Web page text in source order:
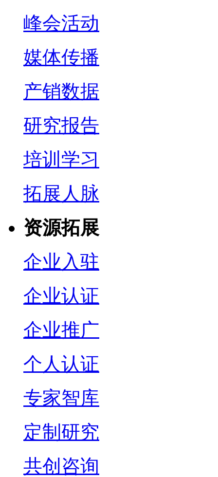
峰会活动
媒体传播
产销数据
研究报告
培训学习
拓展人脉
资源拓展
企业入驻
企业认证
企业推广
个人认证
专家智库
定制研究
共创咨询